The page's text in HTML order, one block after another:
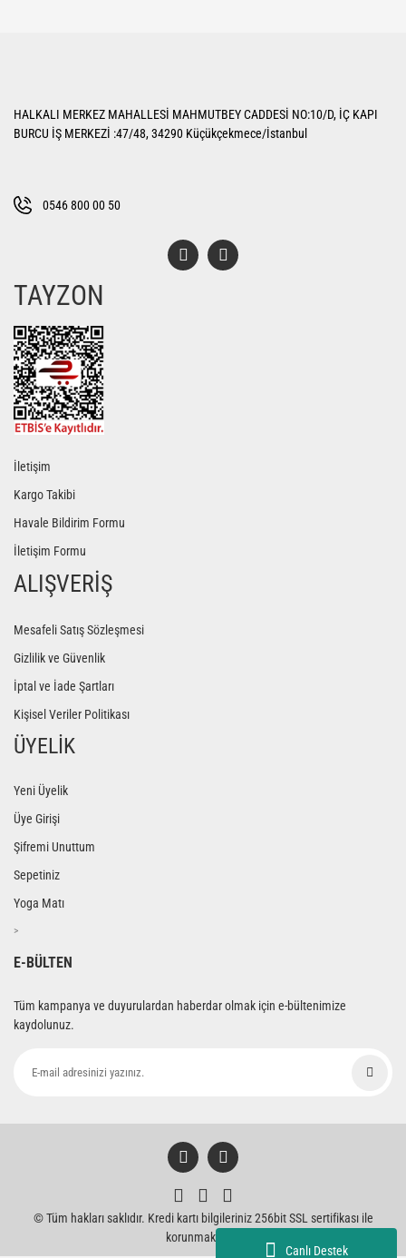
Canlı Destek
Ürün açıklamasında eksik bilgiler bulunuyor.
Bu ürüne benzer farklı alternatifler olmalı.
HALKALI MERKEZ MAHALLESİ MAHMUTBEY CADDESİ NO:10/D, İÇ KAPI
BURCU İŞ MERKEZİ :47/48, 34290 Küçükçekmece/İstanbul
0546 800 00 50
TAYZON
İletişim
Kargo Takibi
Havale Bildirim Formu
İletişim Formu
ALIŞVERİŞ
Mesafeli Satış Sözleşmesi
Gizlilik ve Güvenlik
İptal ve İade Şartları
Kişisel Veriler Politikası
ÜYELİK
Yeni Üyelik
Üye Girişi
Şifremi Unuttum
Sepetiniz
Yoga Matı
>
E-BÜLTEN
Tüm kampanya ve duyurulardan haberdar olmak için e-bültenimize
kaydolunuz.
© Tüm hakları saklıdır. Kredi kartı bilgileriniz 256bit SSL sertifikası ile
korunmaktadır.